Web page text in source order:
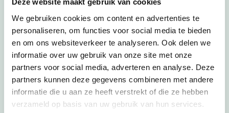
Deze website maakt gebruik van cookies
We gebruiken cookies om content en advertenties te
personaliseren, om functies voor social media te bieden
en om ons websiteverkeer te analyseren. Ook delen we
informatie over uw gebruik van onze site met onze
partners voor social media, adverteren en analyse. Deze
partners kunnen deze gegevens combineren met andere
informatie die u aan ze heeft verstrekt of die ze hebben
verzameld op basis van uw gebruik van hun services.
Z’ANDvillas
Zeeuwse duinen met sauna, jacuzzi of
trampoline
Buitenplaats Zeeuwse Liefde
Kindvriendelijke vakantiehuizen en tiny
houses aan het strand van
Westkapelle.